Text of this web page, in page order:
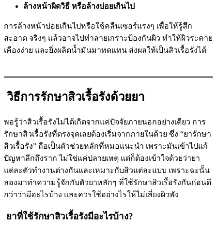
ล้างหน้าผิดวิธี หรือล้างบ่อยเกินไป
การล้างหน้าบ่อยเกินไปหรือใช้คลีนเซอร์แรงๆ เพื่อให้รู้สึก
สะอาด จริงๆ แล้วอาจไปทำลายเกราะป้องกันผิว ทำให้ผิวระคาย
เคืองง่าย และยิ่งผลิตน้ำมันมาทดแทน ส่งผลให้เป็นสิวเรื้อรังได้
วิธีการรักษาสิวเรื้อรังด้วยยา
พอรู้ว่าสิวเรื้อรังไม่ได้เกิดจากแค่ปัจจัยภายนอกอย่างเดียว การ
รักษาสิวเรื้อรังที่ตรงจุดเลยต้องเริ่มจากภายในด้วย ซึ่ง “ยารักษา
สิวเรื้อรัง” ถือเป็นตัวช่วยหลักที่หมอแนะนำ เพราะมันเข้าไปแก้
ปัญหาลึกถึงราก ไม่ใช่แค่ปลายเหตุ แต่ก็ต้องเข้าใจด้วยว่ายา
แต่ละตัวทำงานต่างกันและเหมาะกับสิวแต่ละแบบ เพราะฉะนั้น
ลองมาทำความรู้จักกับตัวยาหลักๆ ที่ใช้รักษาสิวเรื้อรังกันก่อนดี
กว่าว่ามีอะไรบ้าง และควรใช้อย่างไรให้ไม่เสี่ยงผิวพัง
ยาที่ใช้รักษาสิวเรื้อรังมีอะไรบ้าง?